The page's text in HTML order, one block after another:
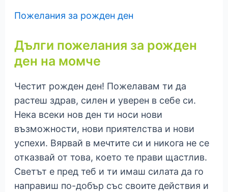
Пожелания за рожден ден
Дълги пожелания за рожден
ден на момче
Честит рожден ден! Пожелавам ти да
растеш здрав, силен и уверен в себе си.
Нека всеки нов ден ти носи нови
възможности, нови приятелства и нови
успехи. Вярвай в мечтите си и никога не се
отказвай от това, което те прави щастлив.
Светът е пред теб и ти имаш силата да го
направиш по-добър със своите действия и